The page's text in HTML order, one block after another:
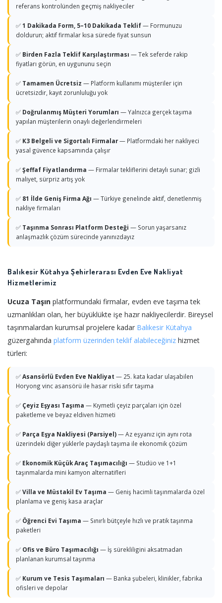
referans kontrolünden geçmiş nakliyeciler
✅1 Dakikada Form, 5–10 Dakikada Teklif— Formunuzu
doldurun; aktif firmalar kısa sürede fiyat sunsun
✅ Birden Fazla Teklif Karşılaştırması — Tek seferde rakip
fiyatları görün, en uygununu seçin
✅ Tamamen Ücretsiz — Platform kullanımı müşteriler için
ücretsizdir, kayıt zorunluluğu yok
✅ Doğrulanmış Müşteri Yorumları — Yalnızca gerçek taşıma
yapılan müşterilerin onaylı değerlendirmeleri
✅ K3 Belgeli ve Sigortalı Firmalar— Platformdaki her nakliyeci
yasal güvence kapsamında çalışır
✅Şeffaf Fiyatlandırma — Firmalar tekliflerini detaylı sunar; gizli
maliyet, sürpriz artış yok
✅ 81 İlde Geniş Firma Ağı — Türkiye genelinde aktif, denetlenmiş
nakliye firmaları
✅ Taşınma Sonrası Platform Desteği — Sorun yaşarsanız
anlaşmazlık çözüm sürecinde yanınızdayız
Balıkesir Kütahya Şehirlerarası Evden Eve Nakliyat
Hizmetlerimiz
Ucuza Taşın platformundaki firmalar, evden eve taşıma tek
uzmanlıkları olan, her büyüklükte işe hazır nakliyecilerdir. Bireysel
taşınmalardan kurumsal projelere kadar Balıkesir Kütahya
güzergahında platform üzerinden teklif alabileceğiniz hizmet
türleri:
✅Asansörlü Evden Eve Nakliyat — 25. kata kadar ulaşabilen
Horyong vinc asansörü ile hasar riski sıfır taşıma
✅ Çeyiz Eşyası Taşıma — Kıymetli çeyiz parçaları için özel
paketleme ve beyaz eldiven hizmeti
✅ Parça Eşya Nakliyesi (Parsiyel)— Az eşyanız için aynı rota
üzerindeki diğer yüklerle paydaşlı taşıma ile ekonomik çözüm
✅ Ekonomik Küçük Araç Taşımacılığı — Studüo ve 1+1
taşınmalarda mini kamyon alternatifleri
✅Villa ve Müstakil Ev Taşıma — Geniş hacimli taşınmalarda özel
planlama ve geniş kasa araçlar
✅ Öğrenci Evi Taşıma — Sınırlı bütçeyle hızlı ve pratik taşınma
paketleri
✅ Ofis ve Büro Taşımacılığı — İş sürekliligini aksatmadan
planlanan kurumsal taşınma
✅ Kurum ve Tesis Taşımaları — Banka şubeleri, klinikler, fabrika
ofisleri ve depolar